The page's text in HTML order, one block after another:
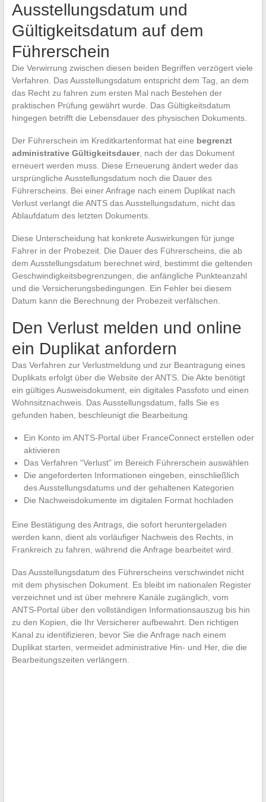
Ausstellungsdatum und
Gültigkeitsdatum auf dem
Führerschein
Die Verwirrung zwischen diesen beiden Begriffen verzögert viele
Verfahren. Das Ausstellungsdatum entspricht dem Tag, an dem
das Recht zu fahren zum ersten Mal nach Bestehen der
praktischen Prüfung gewährt wurde. Das Gültigkeitsdatum
hingegen betrifft die Lebensdauer des physischen Dokuments.
Der Führerschein im Kreditkartenformat hat eine begrenzt
administrative Gültigkeitsdauer, nach der das Dokument
erneuert werden muss. Diese Erneuerung ändert weder das
ursprüngliche Ausstellungsdatum noch die Dauer des
Führerscheins. Bei einer Anfrage nach einem Duplikat nach
Verlust verlangt die ANTS das Ausstellungsdatum, nicht das
Ablaufdatum des letzten Dokuments.
Diese Unterscheidung hat konkrete Auswirkungen für junge
Fahrer in der Probezeit. Die Dauer des Führerscheins, die ab
dem Ausstellungsdatum berechnet wird, bestimmt die geltenden
Geschwindigkeitsbegrenzungen, die anfängliche Punkteanzahl
und die Versicherungsbedingungen. Ein Fehler bei diesem
Datum kann die Berechnung der Probezeit verfälschen.
Den Verlust melden und online
ein Duplikat anfordern
Das Verfahren zur Verlustmeldung und zur Beantragung eines
Duplikats erfolgt über die Website der ANTS. Die Akte benötigt
ein gültiges Ausweisdokument, ein digitales Passfoto und einen
Wohnsitznachweis. Das Ausstellungsdatum, falls Sie es
gefunden haben, beschleunigt die Bearbeitung.
Ein Konto im ANTS-Portal über FranceConnect erstellen oder
aktivieren
Das Verfahren “Verlust” im Bereich Führerschein auswählen
Die angeforderten Informationen eingeben, einschließlich
des Ausstellungsdatums und der gehaltenen Kategorien
Die Nachweisdokumente im digitalen Format hochladen
Eine Bestätigung des Antrags, die sofort heruntergeladen
werden kann, dient als vorläufiger Nachweis des Rechts, in
Frankreich zu fahren, während die Anfrage bearbeitet wird.
Das Ausstellungsdatum des Führerscheins verschwindet nicht
mit dem physischen Dokument. Es bleibt im nationalen Register
verzeichnet und ist über mehrere Kanäle zugänglich, vom
ANTS-Portal über den vollständigen Informationsauszug bis hin
zu den Kopien, die Ihr Versicherer aufbewahrt. Den richtigen
Kanal zu identifizieren, bevor Sie die Anfrage nach einem
Duplikat starten, vermeidet administrative Hin- und Her, die die
Bearbeitungszeiten verlängern.